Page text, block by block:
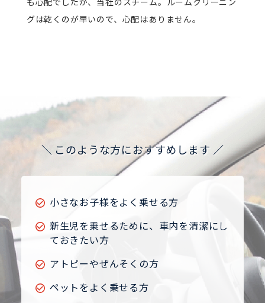
グは乾くのが早いので、心配はありません。
このような方におすすめします
小さなお子様をよく乗せる方
新生児を乗せるために、車内を清潔にし
ておきたい方
アトピーやぜんそくの方
ペットをよく乗せる方